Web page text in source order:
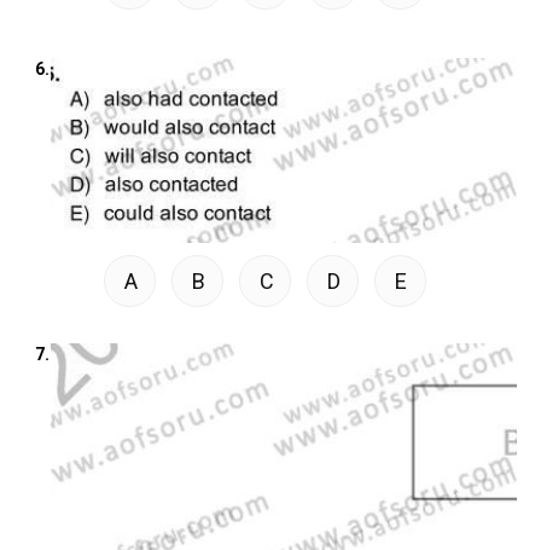
6.
A B C D E
7.